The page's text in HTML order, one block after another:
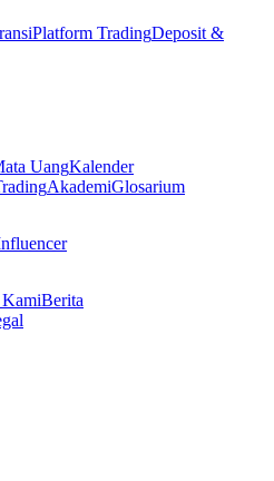
Platform TradingDeposit &
UangKalender
AkademiGlosarium
KamiBerita